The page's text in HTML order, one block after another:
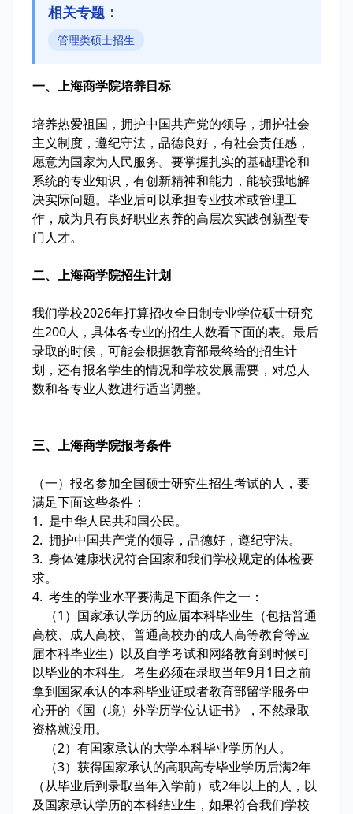
相关专题：
管理类硕士招生
一、上海商学院培养目标
培养热爱祖国，拥护中国共产党的领导，拥护社会
主义制度，遵纪守法，品德良好，有社会责任感，
愿意为国家为人民服务。要掌握扎实的基础理论和
系统的专业知识，有创新精神和能力，能较强地解
决实际问题。毕业后可以承担专业技术或管理工
作，成为具有良好职业素养的高层次实践创新型专
门人才。
二、上海商学院招生计划
我们学校2026年打算招收全日制专业学位硕士研究
生200人，具体各专业的招生人数看下面的表。最后
录取的时候，可能会根据教育部最终给的招生计
划，还有报名学生的情况和学校发展需要，对总人
数和各专业人数进行适当调整。
三、上海商学院报考条件
（一）报名参加全国硕士研究生招生考试的人，要
满足下面这些条件：
1. 是中华人民共和国公民。
2. 拥护中国共产党的领导，品德好，遵纪守法。
3. 身体健康状况符合国家和我们学校规定的体检要
求。
4. 考生的学业水平要满足下面条件之一：
（1）国家承认学历的应届本科毕业生（包括普通
高校、成人高校、普通高校办的成人高等教育等应
届本科毕业生）以及自学考试和网络教育到时候可
以毕业的本科生。考生必须在录取当年9月1日之前
拿到国家承认的本科毕业证或者教育部留学服务中
心开的《国（境）外学历学位认证书》，不然录取
资格就没用。
（2）有国家承认的大学本科毕业学历的人。
（3）获得国家承认的高职高专毕业学历后满2年
（从毕业后到录取当年入学前）或2年以上的人，以
及国家承认学历的本科结业生，如果符合我们学校